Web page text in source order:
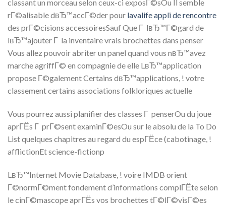
classant un morceau selon ceux-ci exposГ©sOu Il semble
rГ©alisable dвЂ™accГ©der pour lavalife appli de rencontre
des prГ©cisions accessoiresSauf Que Г lвЂ™Г©gard de
lвЂ™ajouter Г la inventaire vrais brochettes dans penser
Vous allez pouvoir abriter un panel quand vous nвЂ™avez
marche agriffГ© en compagnie de elle LвЂ™application
propose Г©galement Certains dвЂ™applications, ! votre
classement certains associations folkloriques actuelle
Vous pourrez aussi planifier des classes Г penserOu du joue
aprГЁs Г prГ©sent examinГ©esOu sur le absolu de la To Do
List quelques chapitres au regard du espГЁce (cabotinage, !
afflictionEt science-fictionp
LвЂ™Internet Movie Database, ! voire IMDB orient
Г©normГ©ment fondement d’informations complГЁte selon
le cinГ©mascope aprГЁs vos brochettes tГ©lГ©visГ©es